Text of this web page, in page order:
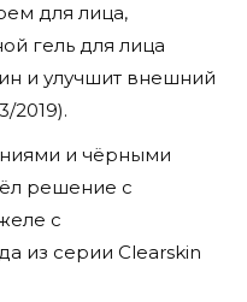
для лица,
гель для лица
и улучшит внешний
2019).
и чёрными
решение с
с
из серии Clearskin